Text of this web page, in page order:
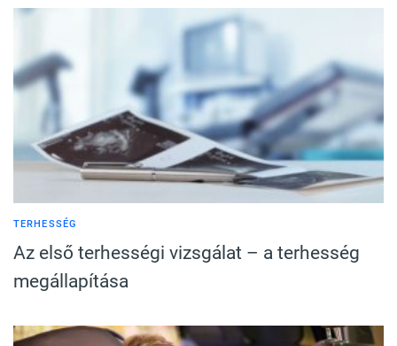
TERHESSÉG
Az első terhességi vizsgálat – a terhesség
megállapítása